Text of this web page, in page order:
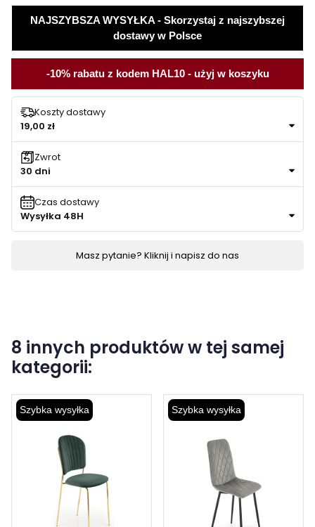
NAJSZYBSZA WYSYŁKA - Skorzystaj z najszybszej
dostawy w Polsce
-10% rabatu z kodem HAL10 - użyj w koszyku
Koszty dostawy
19,00 zł
Zwrot
30 dni
Czas dostawy
Wysyłka 48H
Masz pytanie? Kliknij i napisz do nas
8 innych produktów w tej samej
kategorii:
Szybka wysyłka Szybka wysyłka